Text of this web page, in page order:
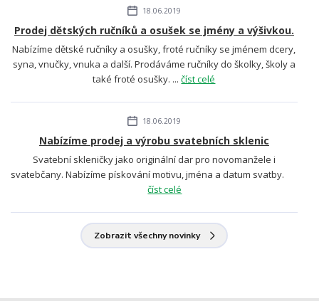
18.06.2019
Prodej dětských ručníků a osušek se jmény a výšivkou.
Nabízíme dětské ručníky a osušky, froté ručníky se jménem dcery,
syna, vnučky, vnuka a další. Prodáváme ručníky do školky, školy a
také froté osušky. ...číst celé
18.06.2019
Nabízíme prodej a výrobu svatebních sklenic
Svatební skleničky jako originální dar pro novomanžele i
svatebčany. Nabízíme pískování motivu, jména a datum svatby.
číst celé
Zobrazit všechny novinky